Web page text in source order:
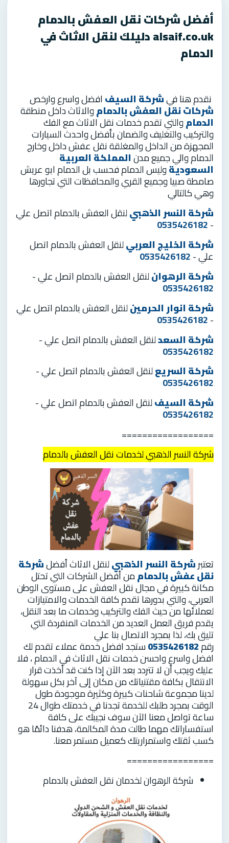
أفضل شركات نقل العفش بالدمام
alsaif.co.uk دليلك لنقل الاثاث في
الدمام
نقدم هنا فيشركة السيفافضل واسرع وارخص
شركات نقل العفش بالدماموالاثاث داخل منطقة
الدماموالتي تقدم خدمات نقل الاثاث مع الفك
والتركيب والتغليف والضمان بأفضل واحدث السيارات
المجهزة من الداخل والمغلقة نقل عفش داخل وخارج
الدمام والي جميع مدنالمملكة العربية
السعوديةوليس الدمام فحسب بل الدمام ابو عريش
صامطة صبيا وجميع القري والمحافظات التي تجاورها
وهي كالتالي
شركة النسر الذهبيلنقل العفش بالدمام اتصل علي
-
0535426182
شركة الخليج العربيلنقل العفش بالدمام اتصل
علي -0535426182
شركة الرهوانلنقل العفش بالدمام اتصل علي -
0535426182
شركة انوار الحرمينلنقل العفش بالدمام اتصل علي
-
0535426182
شركة السعدلنقل العفش بالدمام اتصل علي -
0535426182
شركة السريعلنقل العفش بالدمام اتصل علي -
0535426182
شركة السيفلنقل العفش بالدمام اتصل علي -
0535426182
==================
شركة النسر الذهبي لخدمات نقل العفش بالدمام
تعتبرشركة النسر الذهبيلنقل الاثاث أفضلشركة
نقل عفش بالدماممن أفضل الشركات التي تحتل
مكانة كبيرة في مجال نقل العفش على مستوى الوطن
العربي، والتي بدورها تقدم كافة الخدمات والامتيازات
لعملائها من حيث الفك والتركيب وخدمات ما بعد النقل،
يقدم فريق العمل العديد من الخدمات المنفردة التي
تليق بك، لذا بمجرد الاتصال بنا علي
رقم0535426182ستجد افضل خدمة عملاء تقدم لك
افضل واسرع واحسن خدمات نقل الاثاث في الدمام ، فلا
عليك ويجب أن لا تتردد بعد الآن إذا كنت قد أخذت قرار
الانتقال بكافة مقتنياتك من مكان إلى آخر بكل سهولة
لدينا مجموعة شاحنات كبيرة وكثيرة موجودة طول
الوقت بمجرد طلبك للخدمة تجدنا في خدمتك طوال 24
ساعة تواصل معنا الآن سوف نجيبك على كافة
استفساراتك مهما طالت مدة المكالمة، هدفنا دائمًا هو
كسب ثقتك واستمراريتك كعميل مستمر معنا.
=================
شركة الرهوان لخدمان نقل العفش بالدمام